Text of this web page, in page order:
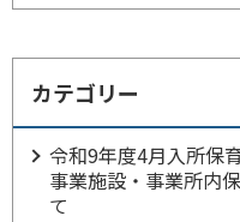
カテゴリー
令和9年度4月入所保
事業施設・事業所内
て